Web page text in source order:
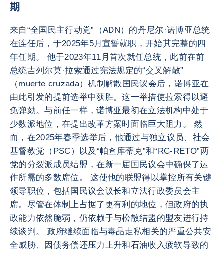
期
来自“全国民主行动党”（ADN）的丹尼尔·诺博亚总统
在连任后，于2025年5月宣誓就职，开始其完整的四
年任期。 他于2023年11月首次就任总统，此前在前
总统吉列尔莫·拉索通过宪法规定的“交叉解散”
（muerte cruzada）机制解散国民议会后，诺博亚在
由此引发的提前选举中获胜。这一举措使拉索得以避
免弹劾。与前任一样，诺博亚最初在立法机构中处于
少数派地位，在提出改革方案时面临巨大阻力。 然
而，在2025年春季选举后，他通过与独立议员、社会
基督教党（PSC）以及“帕查库蒂克”和“RC-RETO”两
党的分裂派成员结盟，在新一届国民议会中确保了运
作所需的多数席位。 这使他的联盟得以掌控所有关键
领导职位，包括国民议会议长和立法行政委员会主
席。尽管在体制上占据了更有利的地位，但政府的执
政能力依然脆弱，仍依赖于与松散结盟的盟友进行持
续谈判。 政府继续面临与毒品走私相关的严重公共安
全威胁、因债务偿还压力上升和石油收入疲软导致的